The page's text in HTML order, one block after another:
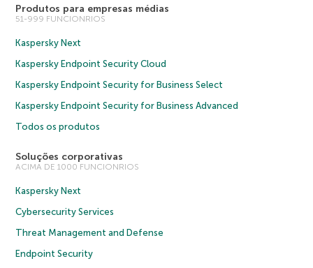
Produtos para empresas médias
51-999 FUNCIONRIOS
Kaspersky Next
Kaspersky Endpoint Security Cloud
Kaspersky Endpoint Security for Business Select
Kaspersky Endpoint Security for Business Advanced
Todos os produtos
Soluções corporativas
ACIMA DE 1000 FUNCIONRIOS
Kaspersky Next
Cybersecurity Services
Threat Management and Defense
Endpoint Security